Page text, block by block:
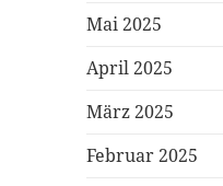
Mai 2025
April 2025
März 2025
Februar 2025